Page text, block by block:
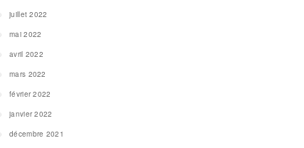
juillet 2022
mai 2022
avril 2022
mars 2022
février 2022
janvier 2022
décembre 2021